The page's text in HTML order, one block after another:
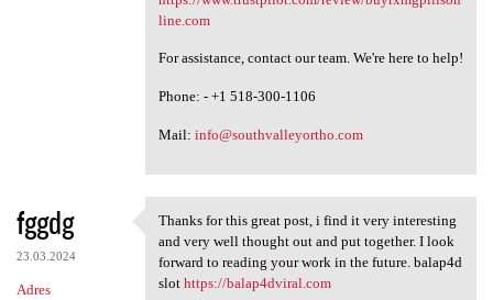
line.com
For assistance, contact our team. We're here to help!
Phone: - +1 518-300-1106
Mail: info@southvalleyortho.com
fggdg
23.03.2024
Adres
Thanks for this great post, i
Thanks for this great post, i find it very interesting
and very well thought out and put together. I look
forward to reading your work in the future. balap4d
slot https://balap4dviral.com